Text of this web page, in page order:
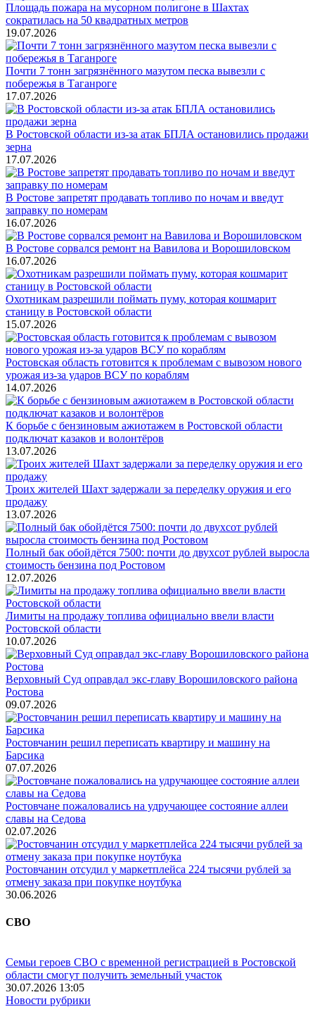
Площадь пожара на мусорном полигоне в Шахтах
сократилась на 50 квадратных метров
19.07.2026
Почти 7 тонн загрязнённого мазутом песка вывезли с
побережья в Таганроге
17.07.2026
В Ростовской области из-за атак БПЛА остановились продажи
зерна
17.07.2026
В Ростове запретят продавать топливо по ночам и введут
заправку по номерам
16.07.2026
В Ростове сорвался ремонт на Вавилова и Ворошиловском
16.07.2026
Охотникам разрешили поймать пуму, которая кошмарит
станицу в Ростовской области
15.07.2026
Ростовская область готовится к проблемам с вывозом нового
урожая из-за ударов ВСУ по кораблям
14.07.2026
К борьбе с бензиновым ажиотажем в Ростовской области
подключат казаков и волонтёров
13.07.2026
Троих жителей Шахт задержали за переделку оружия и его
продажу
13.07.2026
Полный бак обойдётся 7500: почти до двухсот рублей выросла
стоимость бензина под Ростовом
12.07.2026
Лимиты на продажу топлива официально ввели власти
Ростовской области
10.07.2026
Верховный Суд оправдал экс-главу Ворошиловского района
Ростова
09.07.2026
Ростовчанин решил переписать квартиру и машину на
Барсика
07.07.2026
Ростовчане пожаловались на удручающее состояние аллеи
славы на Седова
02.07.2026
Ростовчанин отсудил у маркетплейса 224 тысячи рублей за
отмену заказа при покупке ноутбука
30.06.2026
СВО
Семьи героев СВО с временной регистрацией в Ростовской
области смогут получить земельный участок
30.07.2026 13:05
Новости рубрики